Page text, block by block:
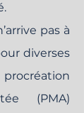
pas à
diverses
procréation
(PMA)